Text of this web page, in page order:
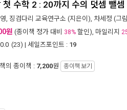
첫 수학 2 : 20까지 수의 덧셈 뺄셈
, 징검다리 교육연구소 (지은이), 차세정 (그
원 (종이책 정가 대비 38% 할인), 마일리지
(23) | 세일즈포인트 : 19
의 종이책 : 7,200원 종이책 보기